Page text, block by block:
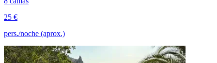
25 €
pers./noche (aprox.)